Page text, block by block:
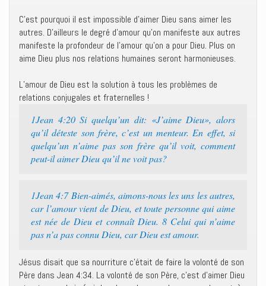
C’est pourquoi il est impossible d’aimer Dieu sans aimer les
autres. D’ailleurs le degré d’amour qu’on manifeste aux autres
manifeste la profondeur de l’amour qu’on a pour Dieu. Plus on
aime Dieu plus nos relations humaines seront harmonieuses.
L’amour de Dieu est la solution à tous les problèmes de
relations conjugales et fraternelles !
1Jean 4:20 Si quelqu’un dit: «J’aime Dieu», alors
qu’il déteste son frère, c’est un menteur. En effet, si
quelqu’un n’aime pas son frère qu’il voit, comment
peut-il aimer Dieu qu’il ne voit pas?
1Jean 4:7 Bien-aimés, aimons-nous les uns les autres,
car l’amour vient de Dieu, et toute personne qui aime
est née de Dieu et connaît Dieu. 8 Celui qui n’aime
pas n’a pas connu Dieu, car Dieu est amour.
Jésus disait que sa nourriture c’était de faire la volonté de son
Père dans Jean 4:34. La volonté de son Père, c’est d’aimer Dieu